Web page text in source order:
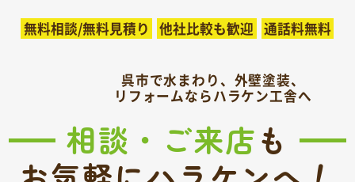
無料相談/無料見積り 他社比較も歓迎 通話料無料
呉市で水まわり、外壁塗装、
リフォームならハラケン工舎へ
相談・ご来店も